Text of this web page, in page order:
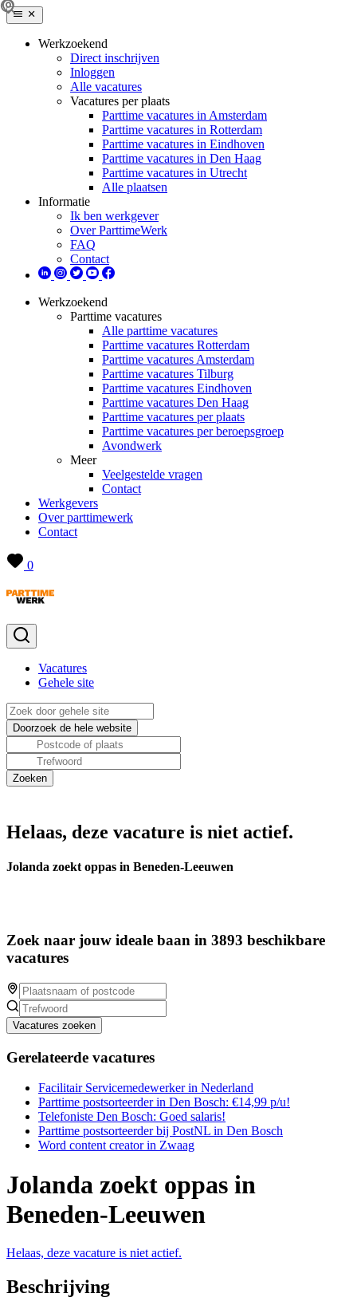
Werkzoekend
Direct inschrijven
Inloggen
Alle vacatures
Vacatures per plaats
Parttime vacatures in Amsterdam
Parttime vacatures in Rotterdam
Parttime vacatures in Eindhoven
Parttime vacatures in Den Haag
Parttime vacatures in Utrecht
Alle plaatsen
Informatie
Ik ben werkgever
Over ParttimeWerk
FAQ
Contact
Werkzoekend
Parttime vacatures
Alle parttime vacatures
Parttime vacatures Rotterdam
Parttime vacatures Amsterdam
Parttime vacatures Tilburg
Parttime vacatures Eindhoven
Parttime vacatures Den Haag
Parttime vacatures per plaats
Parttime vacatures per beroepsgroep
Avondwerk
Meer
Veelgestelde vragen
Contact
Werkgevers
Over parttimewerk
Contact
0
Vacatures
Gehele site
Helaas, deze vacature is niet actief.
Jolanda zoekt oppas in Beneden-Leeuwen
Zoek naar jouw ideale baan in 3893 beschikbare
vacatures
Vacatures zoeken
Gerelateerde vacatures
Facilitair Servicemedewerker in Nederland
Parttime postsorteerder in Den Bosch: €14,99 p/u!
Telefoniste Den Bosch: Goed salaris!
Parttime postsorteerder bij PostNL in Den Bosch
Word content creator in Zwaag
Jolanda zoekt oppas in
Beneden-Leeuwen
Helaas, deze vacature is niet actief.
Beschrijving